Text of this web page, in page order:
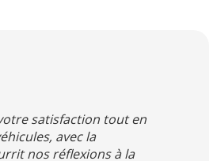
satisfaction tout en
avec la
nos réflexions à la